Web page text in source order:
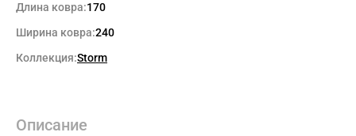
Длина ковра:170
Ширина ковра:240
Коллекция:Storm
Описание